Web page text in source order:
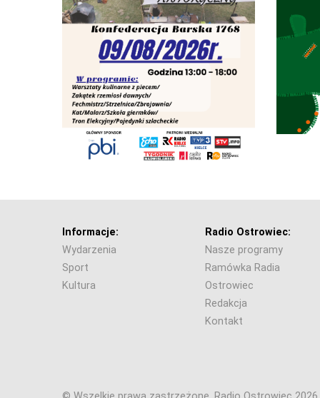
Informacje:
Wydarzenia
Sport
Kultura
Radio Ostrowiec:
Nasze programy
Ramówka Radia
Ostrowiec
Redakcja
Kontakt